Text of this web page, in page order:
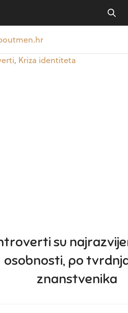
najrazvijeniji tip
po tvrdnjama